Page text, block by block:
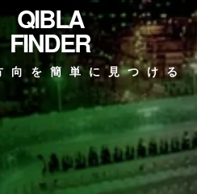
QIBLA
FINDER
向を簡単に見つける